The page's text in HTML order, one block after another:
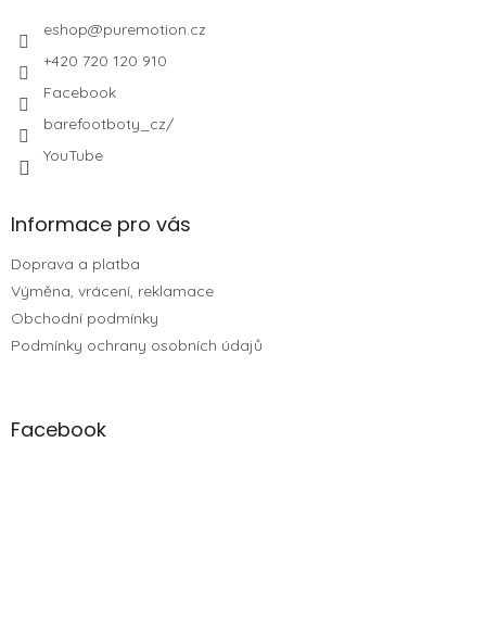
eshop@puremotion.cz
+420 720 120 910
Facebook
barefootboty_cz/
YouTube
Informace pro vás
Doprava a platba
Výměna, vrácení, reklamace
Obchodní podmínky
Podmínky ochrany osobních údajů
Facebook